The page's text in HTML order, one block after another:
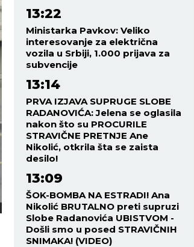
13:22
Ministarka Pavkov: Veliko
interesovanje za električna
vozila u Srbiji, 1.000 prijava za
subvencije
13:14
PRVA IZJAVA SUPRUGE SLOBE
RADANOVIĆA: Jelena se oglasila
nakon što su PROCURILE
STRAVIČNE PRETNJE Ane
Nikolić, otkrila šta se zaista
desilo!
13:09
ŠOK-BOMBA NA ESTRADI! Ana
Nikolić BRUTALNO preti supruzi
Slobe Radanovića UBISTVOM -
Došli smo u posed STRAVIČNIH
SNIMAKA! (VIDEO)